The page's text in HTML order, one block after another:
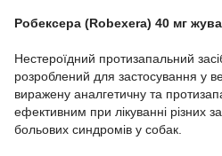
Робексера (Robexera) 40 мг
Нестероїдний протизапальний
розроблений для застосування у
виражену аналгетичну та
ефективним при лікуванні різних
больових синдромів у собак.